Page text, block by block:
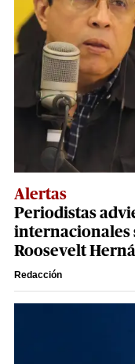
Alertas
Periodistas
internacionales
Roosevelt
Redacción